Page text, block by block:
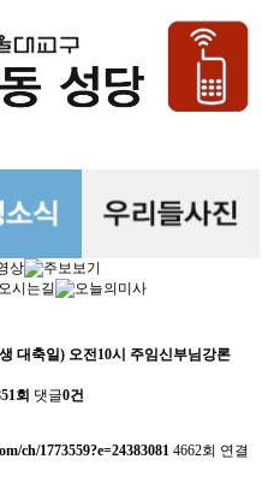
대축일) 오전10시 주임신부님강론
회 댓글0건
ch/1773559?e=24383081 4662회 연결